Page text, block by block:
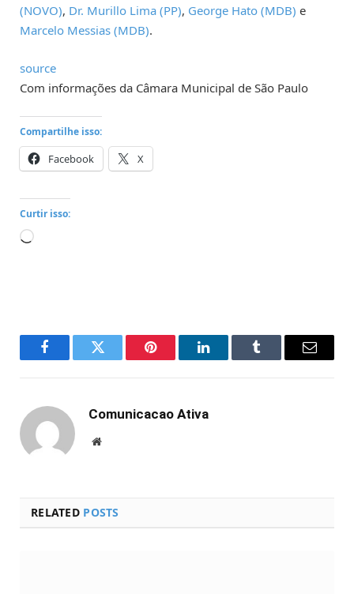
(NOVO), Dr. Murillo Lima (PP), George Hato (MDB) e
Marcelo Messias (MDB).
source
Com informações da Câmara Municipal de São Paulo
Compartilhe isso:
Facebook X
Curtir isso:
Carregando...
FacebookTwitter Pinterest LinkedInTumblr Email
Comunicacao Ativa
Website
RELATED POSTS